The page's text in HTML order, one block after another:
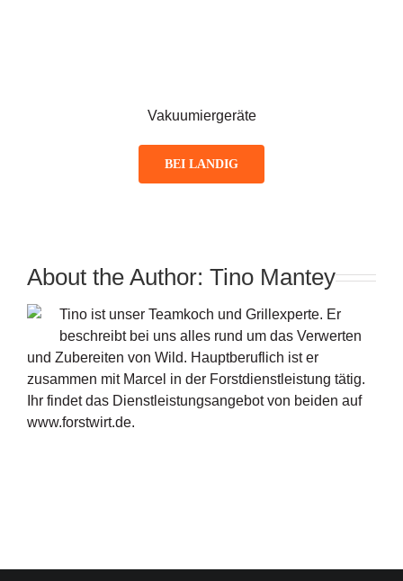
Vakuumiergeräte
BEI LANDIG
About the Author: Tino Mantey
Tino ist unser Teamkoch und Grillexperte. Er
beschreibt bei uns alles rund um das Verwerten
und Zubereiten von Wild. Hauptberuflich ist er
zusammen mit Marcel in der Forstdienstleistung tätig.
Ihr findet das Dienstleistungsangebot von beiden auf
www.forstwirt.de.